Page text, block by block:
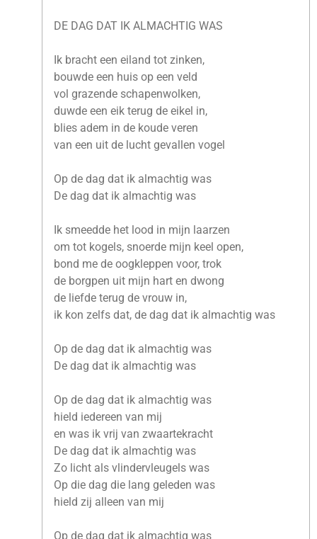
DE DAG DAT IK ALMACHTIG WAS
Ik bracht een eiland tot zinken,
bouwde een huis op een veld
vol grazende schapenwolken,
duwde een eik terug de eikel in,
blies adem in de koude veren
van een uit de lucht gevallen vogel
Op de dag dat ik almachtig was
De dag dat ik almachtig was
Ik smeedde het lood in mijn laarzen
om tot kogels, snoerde mijn keel open,
bond me de oogkleppen voor, trok
de borgpen uit mijn hart en dwong
de liefde terug de vrouw in,
ik kon zelfs dat, de dag dat ik almachtig was
Op de dag dat ik almachtig was
De dag dat ik almachtig was
Op de dag dat ik almachtig was
hield iedereen van mij
en was ik vrij van zwaartekracht
De dag dat ik almachtig was
Zo licht als vlindervleugels was
Op die dag die lang geleden was
hield zij alleen van mij
Op de dag dat ik almachtig was